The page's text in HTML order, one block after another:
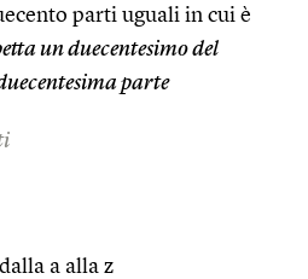
parti uguali in cui è
un duecentesimo del
parte
a alla z